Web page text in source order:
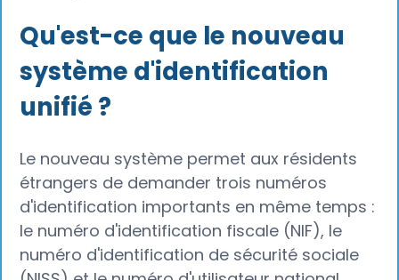
Qu'est-ce que le nouveau
système d'identification
unifié ?
Le nouveau système permet aux résidents
étrangers de demander trois numéros
d'identification importants en même temps :
le numéro d'identification fiscale (NIF), le
numéro d'identification de sécurité sociale